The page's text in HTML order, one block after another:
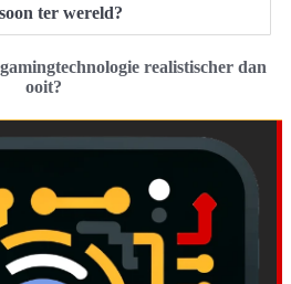
ter wereld?
realistischer dan
ooit?